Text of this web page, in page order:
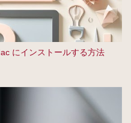
にインストールする方法